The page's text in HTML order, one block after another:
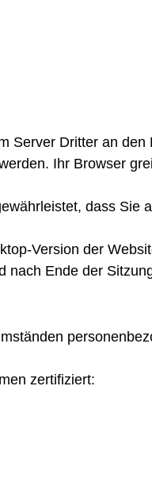
Server Dritter an
Ihr Browser
dass Sie
Version der
nach Ende der
zertifiziert: